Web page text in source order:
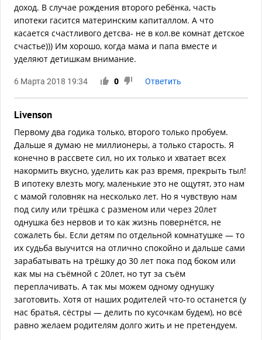
доход. В случае рождения второго ребёнка, часть
ипотеки гасится материнским капиталлом. А что
касается счастливого детсва- не в кол.ве комнат детское
счастье))) Им хорошо, когда мама и папа вместе и
уделяют детишкам внимание.
6 Марта 2018 19:34 0 Ответить
Livenson
Первому два годика только, второго только пробуем.
Дальше я думаю не миллионеры, а только старость. Я
конечно в рассвете сил, но их только и хватает всех
накормить вкусно, уделить как раз время, прекрыть тыл!
В ипотеку влезть могу, маленькие это не ощутят, это нам
с мамой головняк на несколько лет. Но я чувствую нам
под силу или трёшка с разменом или через 20лет
однушка без нервов и то как жизнь повернётся, не
сожалеть бы. Если детям по отдельной комнатушке — то
их судьба выучится на отлично спокойно и дальше сами
зарабатывать на трёшку до 30 лет пока под боком или
как мы на съёмной с 20лет, но тут за съём
переплачивать. А так мы можем одному однушку
заготовить. Хотя от наших родителей что-то останется (у
нас братья, сёстры — делить по кусочкам будем), но всё
равно желаем родителям долго жить и не претендуем.